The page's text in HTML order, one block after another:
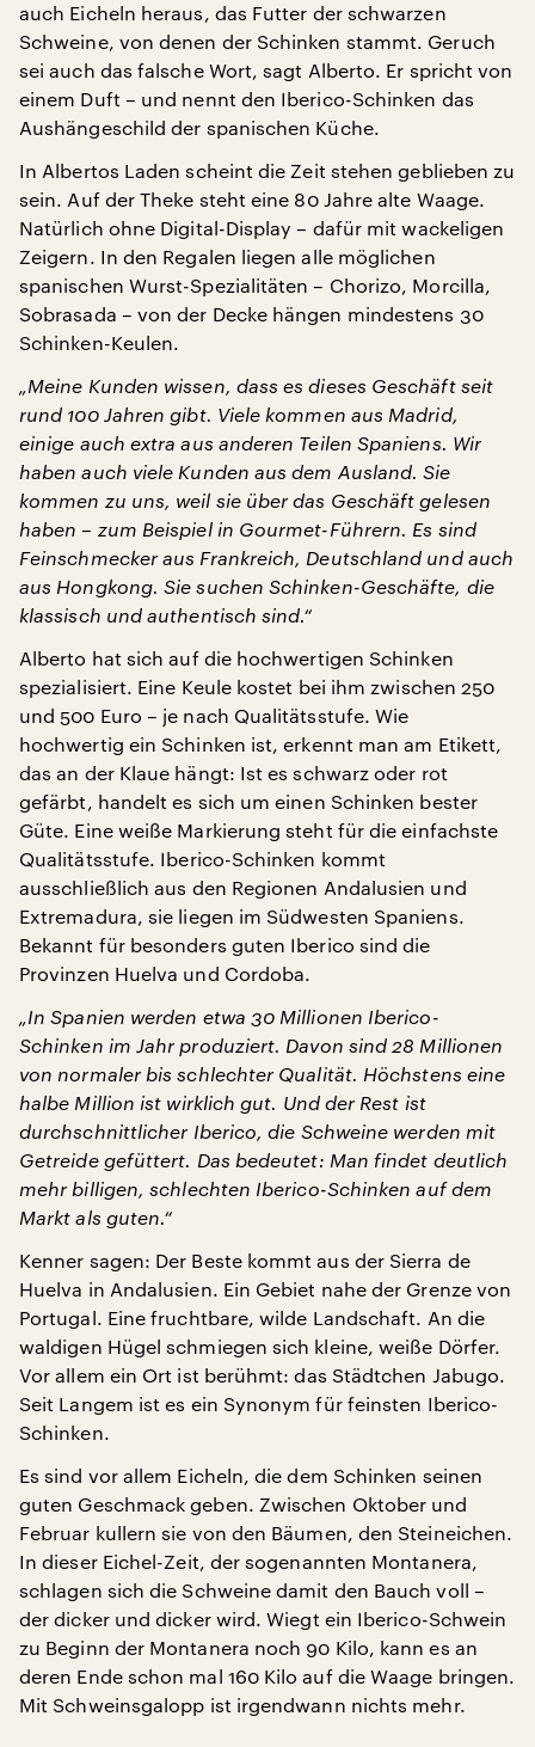
auch Eicheln heraus, das Futter der schwarzen
Schweine, von denen der Schinken stammt. Geruch
sei auch das falsche Wort, sagt Alberto. Er spricht von
einem Duft – und nennt den Iberico-Schinken das
Aushängeschild der spanischen Küche.
In Albertos Laden scheint die Zeit stehen geblieben zu
sein. Auf der Theke steht eine 80 Jahre alte Waage.
Natürlich ohne Digital-Display – dafür mit wackeligen
Zeigern. In den Regalen liegen alle möglichen
spanischen Wurst-Spezialitäten – Chorizo, Morcilla,
Sobrasada – von der Decke hängen mindestens 30
Schinken-Keulen.
„Meine Kunden wissen, dass es dieses Geschäft seit
rund 100 Jahren gibt. Viele kommen aus Madrid,
einige auch extra aus anderen Teilen Spaniens. Wir
haben auch viele Kunden aus dem Ausland. Sie
kommen zu uns, weil sie über das Geschäft gelesen
haben – zum Beispiel in Gourmet-Führern. Es sind
Feinschmecker aus Frankreich, Deutschland und auch
aus Hongkong. Sie suchen Schinken-Geschäfte, die
klassisch und authentisch sind.“
Alberto hat sich auf die hochwertigen Schinken
spezialisiert. Eine Keule kostet bei ihm zwischen 250
und 500 Euro – je nach Qualitätsstufe. Wie
hochwertig ein Schinken ist, erkennt man am Etikett,
das an der Klaue hängt: Ist es schwarz oder rot
gefärbt, handelt es sich um einen Schinken bester
Güte. Eine weiße Markierung steht für die einfachste
Qualitätsstufe. Iberico-Schinken kommt
ausschließlich aus den Regionen Andalusien und
Extremadura, sie liegen im Südwesten Spaniens.
Bekannt für besonders guten Iberico sind die
Provinzen Huelva und Cordoba.
„In Spanien werden etwa 30 Millionen Iberico-
Schinken im Jahr produziert. Davon sind 28 Millionen
von normaler bis schlechter Qualität. Höchstens eine
halbe Million ist wirklich gut. Und der Rest ist
durchschnittlicher Iberico, die Schweine werden mit
Getreide gefüttert. Das bedeutet: Man findet deutlich
mehr billigen, schlechten Iberico-Schinken auf dem
Markt als guten.“
Kenner sagen: Der Beste kommt aus der Sierra de
Huelva in Andalusien. Ein Gebiet nahe der Grenze von
Portugal. Eine fruchtbare, wilde Landschaft. An die
waldigen Hügel schmiegen sich kleine, weiße Dörfer.
Vor allem ein Ort ist berühmt: das Städtchen Jabugo.
Seit Langem ist es ein Synonym für feinsten Iberico-
Schinken.
Es sind vor allem Eicheln, die dem Schinken seinen
guten Geschmack geben. Zwischen Oktober und
Februar kullern sie von den Bäumen, den Steineichen.
In dieser Eichel-Zeit, der sogenannten Montanera,
schlagen sich die Schweine damit den Bauch voll –
der dicker und dicker wird. Wiegt ein Iberico-Schwein
zu Beginn der Montanera noch 90 Kilo, kann es an
deren Ende schon mal 160 Kilo auf die Waage bringen.
Mit Schweinsgalopp ist irgendwann nichts mehr.